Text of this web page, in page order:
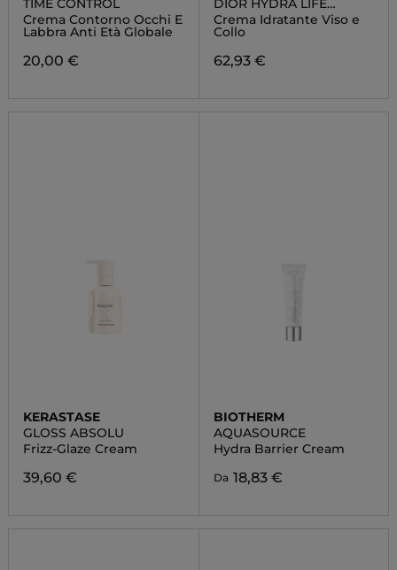
TIME CONTROL
Crema Contorno Occhi E
Labbra Anti Età Globale
20,00 €
DIOR HYDRA LIFE
INTENSE SORBET CREME
Crema Idratante Viso e
Collo
62,93 €
KERASTASE
GLOSS ABSOLU
Frizz-Glaze Cream
39,60 €
BIOTHERM
AQUASOURCE
Hydra Barrier Cream
Da 18,83 €